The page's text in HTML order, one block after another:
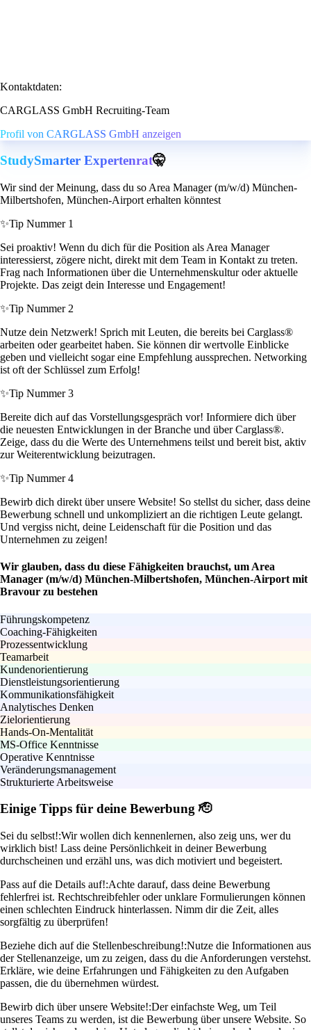
Kontaktdaten:
CARGLASS GmbH Recruiting-Team
Profil von CARGLASS GmbH anzeigen
StudySmarter Expertenrat🤫
Wir sind der Meinung, dass du so Area Manager (m/w/d) München-
Milbertshofen, München-Airport erhalten könntest
✨Tip Nummer 1
Sei proaktiv! Wenn du dich für die Position als Area Manager
interessierst, zögere nicht, direkt mit dem Team in Kontakt zu treten.
Frag nach Informationen über die Unternehmenskultur oder aktuelle
Projekte. Das zeigt dein Interesse und Engagement!
✨Tip Nummer 2
Nutze dein Netzwerk! Sprich mit Leuten, die bereits bei Carglass®
arbeiten oder gearbeitet haben. Sie können dir wertvolle Einblicke
geben und vielleicht sogar eine Empfehlung aussprechen. Networking
ist oft der Schlüssel zum Erfolg!
✨Tip Nummer 3
Bereite dich auf das Vorstellungsgespräch vor! Informiere dich über
die neuesten Entwicklungen in der Branche und über Carglass®.
Zeige, dass du die Werte des Unternehmens teilst und bereit bist, aktiv
zur Weiterentwicklung beizutragen.
✨Tip Nummer 4
Bewirb dich direkt über unsere Website! So stellst du sicher, dass deine
Bewerbung schnell und unkompliziert an die richtigen Leute gelangt.
Und vergiss nicht, deine Leidenschaft für die Position und das
Unternehmen zu zeigen!
Wir glauben, dass du diese Fähigkeiten brauchst, um Area
Manager (m/w/d) München-Milbertshofen, München-Airport mit
Bravour zu bestehen
Führungskompetenz
Coaching-Fähigkeiten
Prozessentwicklung
Teamarbeit
Kundenorientierung
Dienstleistungsorientierung
Kommunikationsfähigkeit
Analytisches Denken
Zielorientierung
Hands-On-Mentalität
MS-Office Kenntnisse
Operative Kenntnisse
Veränderungsmanagement
Strukturierte Arbeitsweise
Einige Tipps für deine Bewerbung 🫡
Sei du selbst!:Wir wollen dich kennenlernen, also zeig uns, wer du
wirklich bist! Lass deine Persönlichkeit in deiner Bewerbung
durchscheinen und erzähl uns, was dich motiviert und begeistert.
Pass auf die Details auf!:Achte darauf, dass deine Bewerbung
fehlerfrei ist. Rechtschreibfehler oder unklare Formulierungen können
einen schlechten Eindruck hinterlassen. Nimm dir die Zeit, alles
sorgfältig zu überprüfen!
Beziehe dich auf die Stellenbeschreibung!:Nutze die Informationen aus
der Stellenanzeige, um zu zeigen, dass du die Anforderungen verstehst.
Erkläre, wie deine Erfahrungen und Fähigkeiten zu den Aufgaben
passen, die du übernehmen würdest.
Bewirb dich über unsere Website!:Der einfachste Weg, um Teil
unseres Teams zu werden, ist die Bewerbung über unsere Website. So